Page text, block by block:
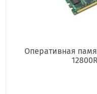
Оперативная